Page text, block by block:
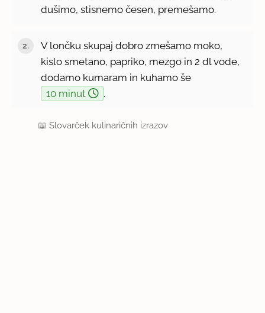
dušimo, stisnemo česen, premešamo.
V lončku skupaj dobro zmešamo moko,
kislo smetano, papriko, mezgo in 2 dl vode,
dodamo kumaram in kuhamo še
10 minut
.
📖Slovarček kulinaričnih izrazov